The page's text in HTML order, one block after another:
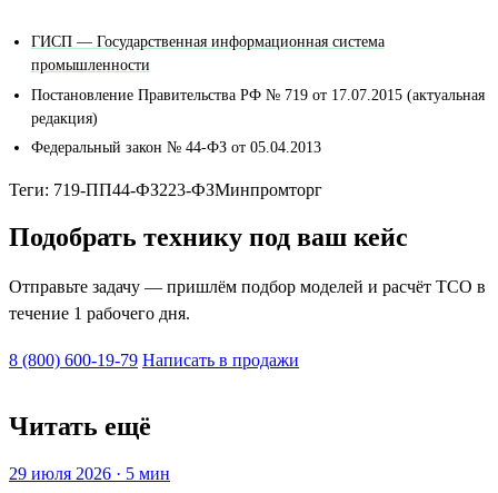
ГИСП — Государственная информационная система
промышленности
Постановление Правительства РФ № 719 от 17.07.2015 (актуальная
редакция)
Федеральный закон № 44-ФЗ от 05.04.2013
Теги: 719-ПП44-ФЗ223-ФЗМинпромторг
Подобрать технику под ваш кейс
Отправьте задачу — пришлём подбор моделей и расчёт TCO в
течение 1 рабочего дня.
8 (800) 600-19-79 Написать в продажи
Читать ещё
29 июля 2026 · 5 мин